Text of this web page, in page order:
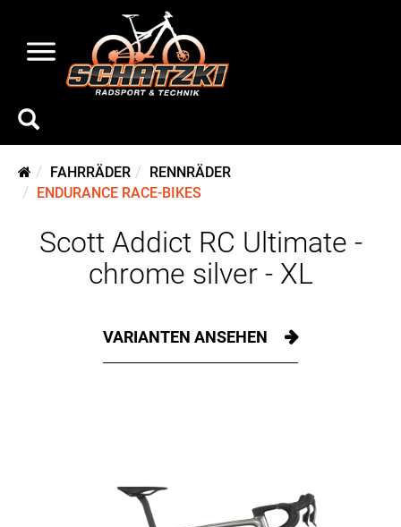
FAHRRÄDER
RENNRÄDER
ENDURANCE RACE-BIKES
Scott Addict RC Ultimate -
chrome silver - XL
VARIANTEN ANSEHEN